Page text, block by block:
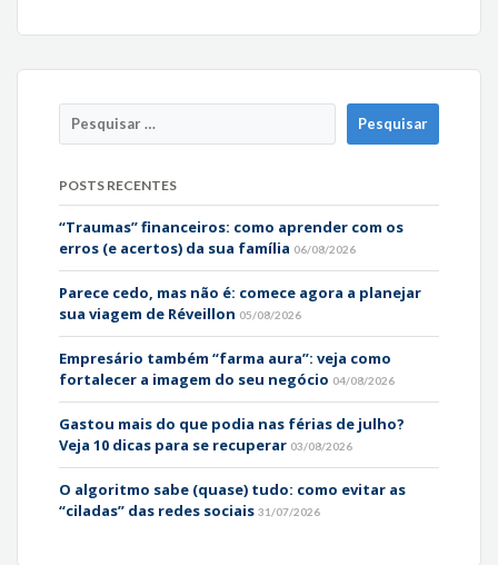
POSTS RECENTES
“Traumas” financeiros: como aprender com os
erros (e acertos) da sua família 06/08/2026
Parece cedo, mas não é: comece agora a planejar
sua viagem de Réveillon 05/08/2026
Empresário também “farma aura”: veja como
fortalecer a imagem do seu negócio 04/08/2026
Gastou mais do que podia nas férias de julho?
Veja 10 dicas para se recuperar 03/08/2026
O algoritmo sabe (quase) tudo: como evitar as
“ciladas” das redes sociais 31/07/2026